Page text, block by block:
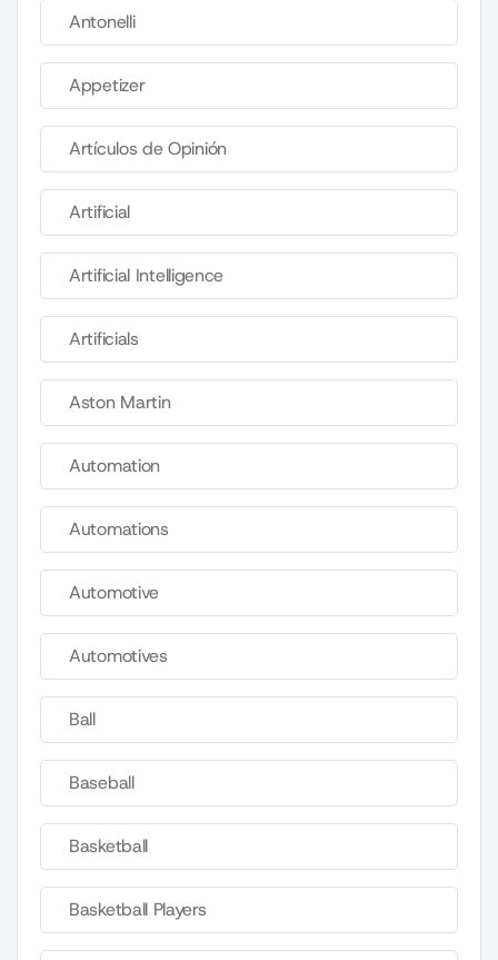
Antonelli
Appetizer
Artículos de Opinión
Artificial
Artificial Intelligence
Artificials
Aston Martin
Automation
Automations
Automotive
Automotives
Ball
Baseball
Basketball
Basketball Players